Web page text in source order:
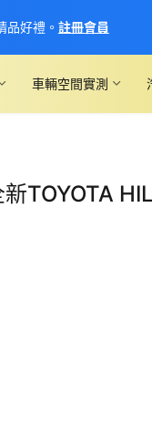
車輛空間實測
TOYOTA
品好禮。 註冊會員